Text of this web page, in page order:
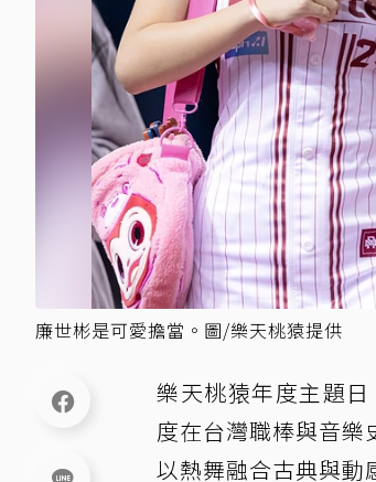
廉世彬是可愛擔當。圖/樂天桃猿提供
樂天桃猿年度主題
度在台灣職棒與音樂
以熱舞融合古典與動